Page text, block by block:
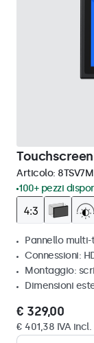
Articolo: 8TSV7M
100+ pezzi
Pannello
Connessioni:
Montaggio:
Dimensioni
€ 329,00
€ 401,38 IVA incl.